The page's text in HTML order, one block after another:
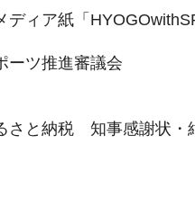
ディア紙「
ーツ推進審議会
さと納税 知事感謝状・